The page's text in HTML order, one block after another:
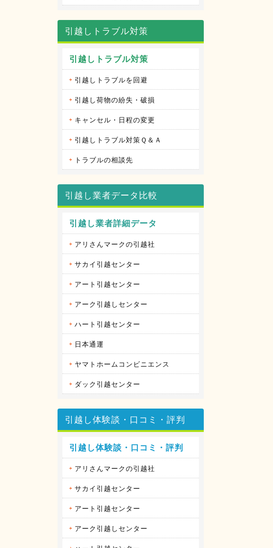
引越しトラブル対策
引越しトラブル対策
引越しトラブルを回避
引越し荷物の紛失・破損
キャンセル・日程の変更
引越しトラブル対策Ｑ＆Ａ
トラブルの相談先
引越し業者データ比較
引越し業者詳細データ
アリさんマークの引越社
サカイ引越センター
アート引越センター
アーク引越しセンター
ハート引越センター
日本通運
ヤマトホームコンビニエンス
ダック引越センター
引越し体験談・口コミ・評判
引越し体験談・口コミ・評判
アリさんマークの引越社
サカイ引越センター
アート引越センター
アーク引越しセンター